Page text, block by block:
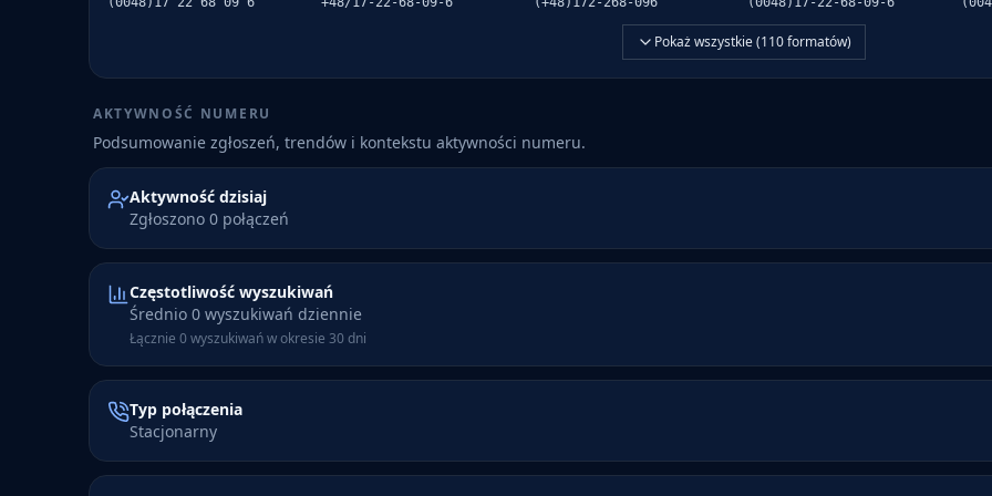
Pokaż wszystkie (110formatów)
AKTYWNOŚĆ NUMERU
Podsumowanie zgłoszeń, trendów i kontekstu aktywności numeru.
Aktywność dzisiaj
Zgłoszono 0 połączeń
Częstotliwość wyszukiwań
Średnio 0 wyszukiwań dziennie
Łącznie 0 wyszukiwań w okresie 30 dni
Typ połączenia
Stacjonarny